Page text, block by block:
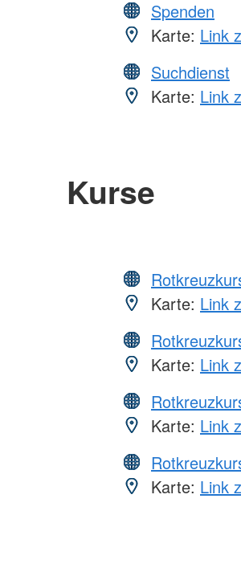
Spenden
Karte: Link
Suchdienst
Karte: Link
Kurse
Karte: Link
Karte: Link
Karte: Link
Karte: Link